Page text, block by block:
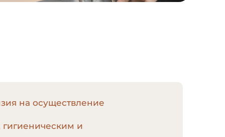
на осуществление
гигиеническим и